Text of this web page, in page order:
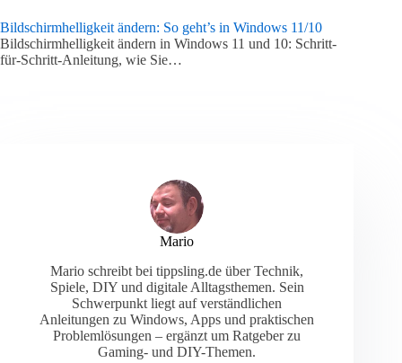
Bildschirmhelligkeit ändern: So geht’s in Windows 11/10
Bildschirmhelligkeit ändern in Windows 11 und 10: Schritt-
für-Schritt-Anleitung, wie Sie…
Mario
Mario schreibt bei tippsling.de über Technik,
Spiele, DIY und digitale Alltagsthemen. Sein
Schwerpunkt liegt auf verständlichen
Anleitungen zu Windows, Apps und praktischen
Problemlösungen – ergänzt um Ratgeber zu
Gaming- und DIY-Themen.